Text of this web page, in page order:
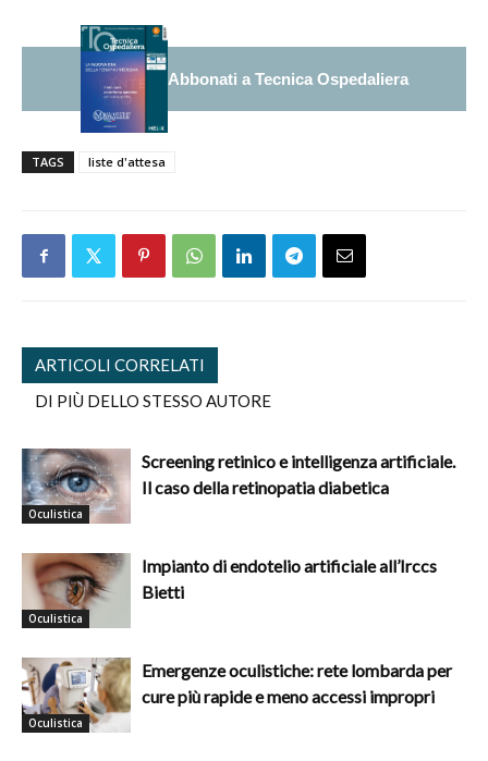
Abbonati a Tecnica Ospedaliera
TAGS liste d'attesa
ARTICOLI CORRELATI
DI PIÙ DELLO STESSO AUTORE
Oculistica
Screening retinico e intelligenza artificiale.
Il caso della retinopatia diabetica
Oculistica
Impianto di endotelio artificiale all’Irccs
Bietti
Oculistica
Emergenze oculistiche: rete lombarda per
cure più rapide e meno accessi impropri